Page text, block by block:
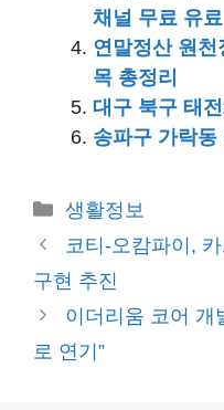
채널 무료 유
연말정산 원
목 총정리
대구 북구 태
송파구 가락
카
테
리
생활정보
코티-오캄파이,
구현 추진
이더리움 코어 개
로 연기”